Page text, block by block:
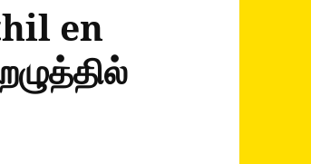
en